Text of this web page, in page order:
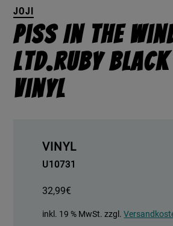
JOJI
Piss In The
Ltd.Ruby Black
Vinyl
VINYL
U10731
32,99€
inkl. 19 % MwSt. zzgl.